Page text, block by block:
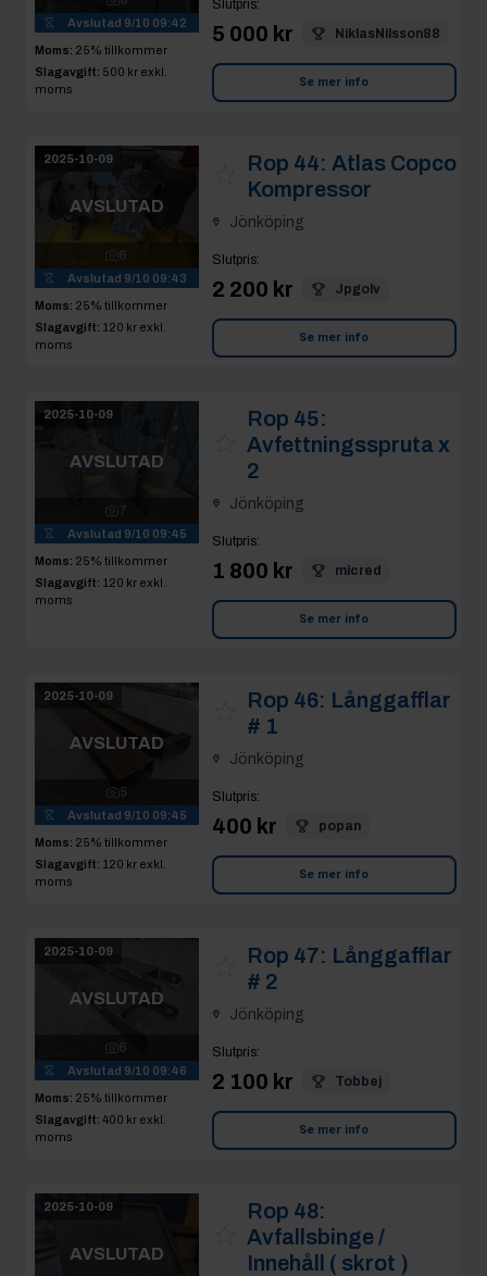
Avslutad 9/10 09:42
Moms: 25% tillkommer
Slagavgift: 500 kr exkl.
moms
Slutpris:
5 000 kr NiklasNilsson88
Se mer info
2025-10-09
AVSLUTAD
6
Avslutad 9/10 09:43
Moms: 25% tillkommer
Slagavgift: 120 kr exkl.
moms
Rop 44: Atlas Copco
Kompressor
Jönköping
Slutpris:
2 200 kr Jpgolv
Se mer info
2025-10-09
AVSLUTAD
7
Avslutad 9/10 09:45
Moms: 25% tillkommer
Slagavgift: 120 kr exkl.
moms
Rop 45:
Avfettningsspruta x
2
Jönköping
Slutpris:
1 800 kr micred
Se mer info
2025-10-09
AVSLUTAD
5
Avslutad 9/10 09:45
Moms: 25% tillkommer
Slagavgift: 120 kr exkl.
moms
Rop 46: Långgafflar
# 1
Jönköping
Slutpris:
400 kr popan
Se mer info
2025-10-09
AVSLUTAD
6
Avslutad 9/10 09:46
Moms: 25% tillkommer
Slagavgift: 400 kr exkl.
moms
Rop 47: Långgafflar
# 2
Jönköping
Slutpris:
2 100 kr Tobbej
Se mer info
2025-10-09
AVSLUTAD
Rop 48:
Avfallsbinge /
Innehåll ( skrot )